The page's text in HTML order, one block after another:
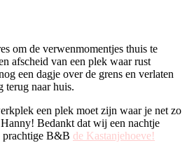
om de verwenmomentjes thuis te
afscheid van een plek waar rust
een dagje over de grens en verlaten
terug naar huis.
een plek moet zijn waar je net zo
Bedankt dat wij een nachtje
prachtige B&B de Kastanjehoeve!